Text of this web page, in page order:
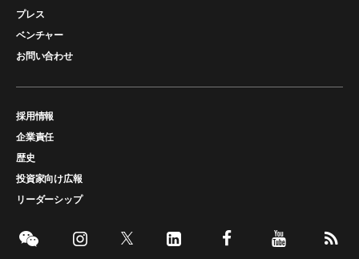
プレス
ベンチャー
お問い合わせ
採用情報
企業責任
歴史
投資家向け広報
リーダーシップ